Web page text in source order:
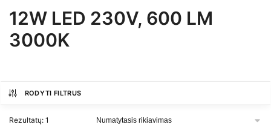
12W LED 230V, 600 LM
3000K
RODYTI FILTRUS
Rezultatų: 1